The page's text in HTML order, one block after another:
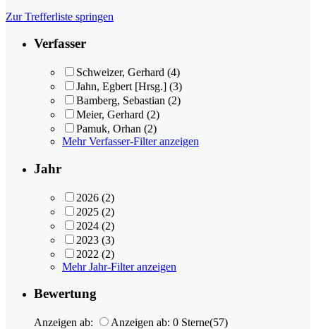
Zur Trefferliste springen
Verfasser
Schweizer, Gerhard (4)
Jahn, Egbert [Hrsg.] (3)
Bamberg, Sebastian (2)
Meier, Gerhard (2)
Pamuk, Orhan (2)
Mehr Verfasser-Filter anzeigen
Jahr
2026 (2)
2025 (2)
2024 (2)
2023 (3)
2022 (2)
Mehr Jahr-Filter anzeigen
Bewertung
Anzeigen ab: Anzeigen ab: 0 Sterne(57)